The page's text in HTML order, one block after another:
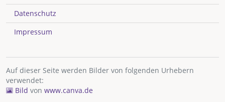
Datenschutz
Impressum
Auf dieser Seite werden Bilder von folgenden Urhebern
verwendet:
Bild von www.canva.de